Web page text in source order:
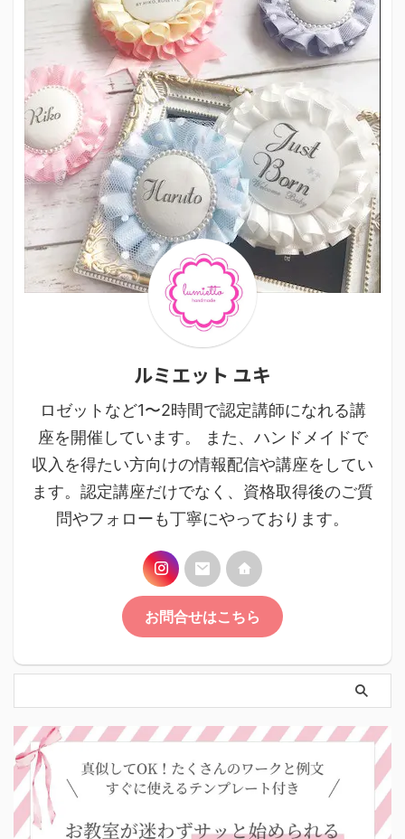
ルミエット ユキ
ロゼットなど1〜2時間で認定講師になれる講
座を開催しています。 また、ハンドメイドで
収入を得たい方向けの情報配信や講座をしてい
ます。認定講座だけでなく、資格取得後のご質
問やフォローも丁寧にやっております。
お問合せはこちら